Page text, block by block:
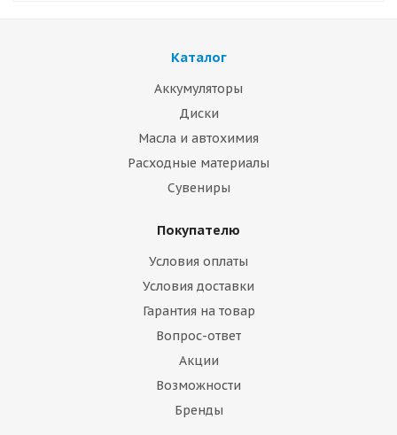
Каталог
Аккумуляторы
Диски
Масла и автохимия
Расходные материалы
Сувениры
Покупателю
Условия оплаты
Условия доставки
Гарантия на товар
Вопрос-ответ
Акции
Возможности
Бренды